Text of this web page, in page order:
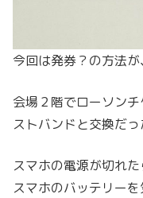
今回は発券？の方法が
会場２階でローソン
ストバンドと交換だっ
スマホの電源が切れ
スマホのバッテリー